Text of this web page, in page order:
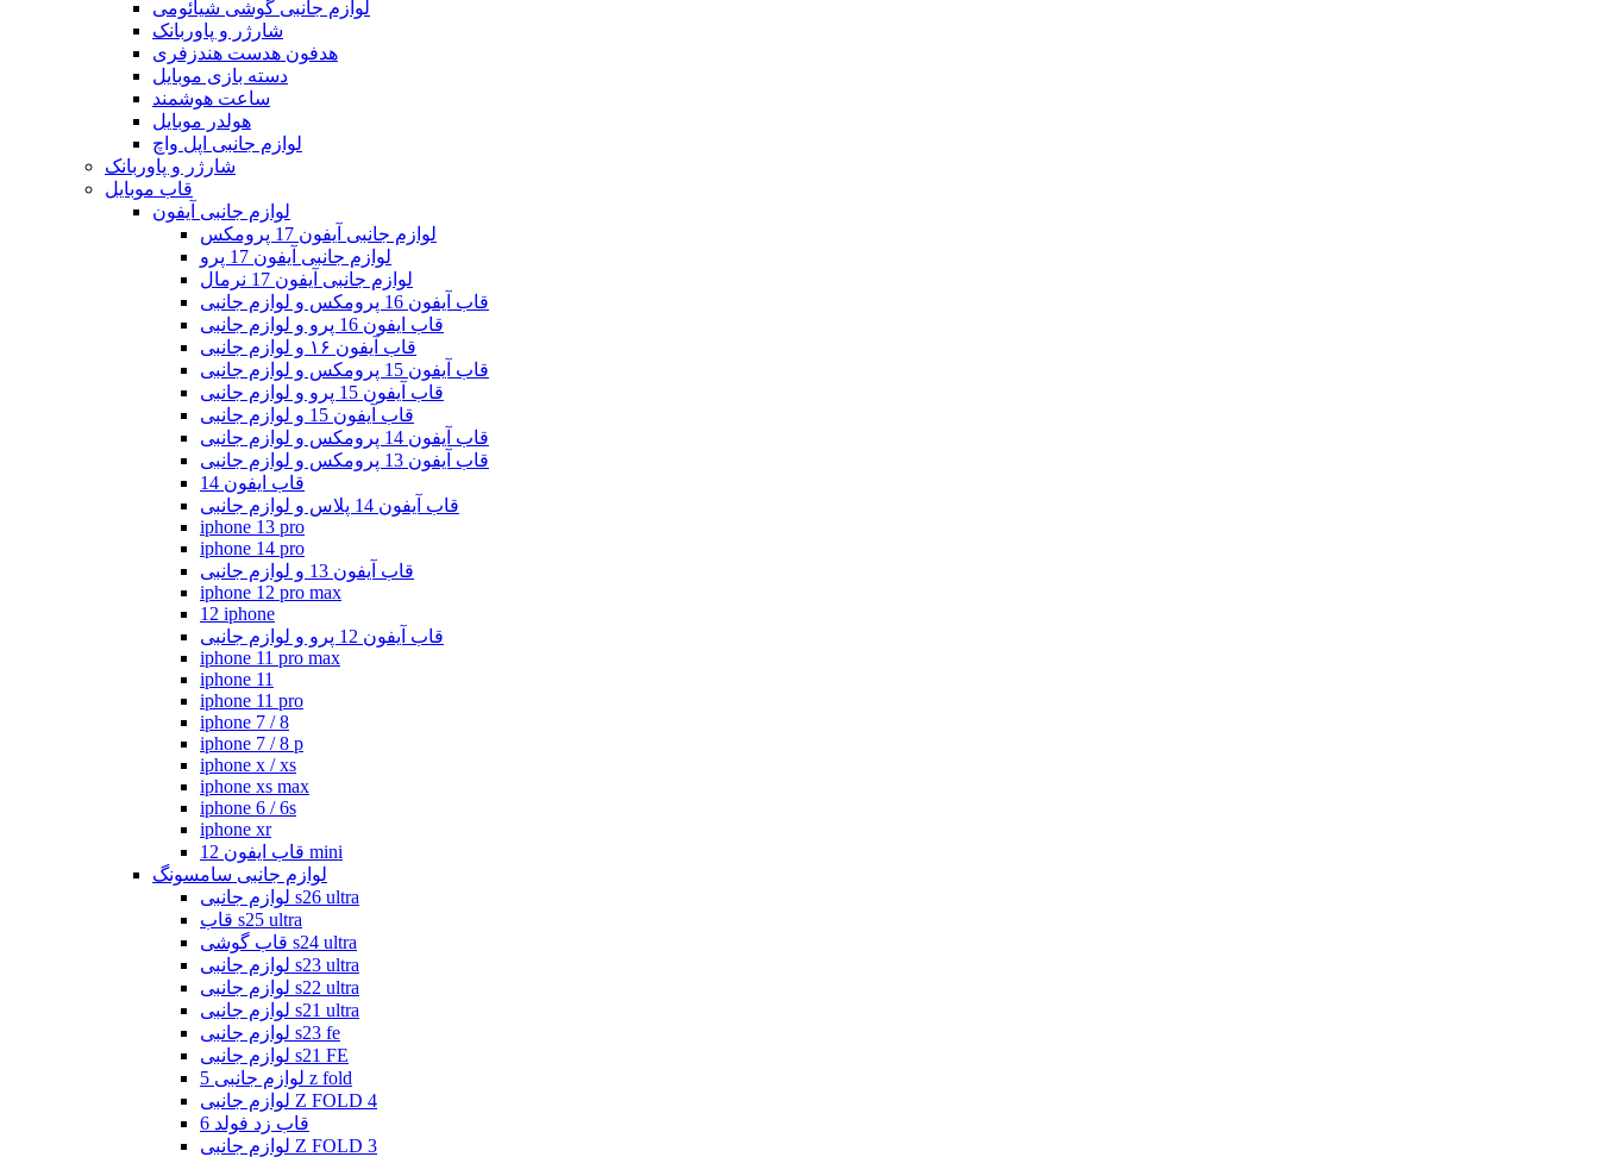
لوازم جانبی گوشی شیائومی
شارژر و پاوربانک
هدفون هدست هندزفری
دسته بازی موبایل
ساعت هوشمند
هولدر موبایل
لوازم جانبی اپل واچ
شارژر و پاوربانک
قاب موبایل
لوازم جانبی آیفون
لوازم جانبی آیفون 17 پرومکس
لوازم جانبی آیفون 17 پرو
لوازم جانبی آیفون 17 نرمال
قاب آیفون 16 پرومکس و لوازم جانبی
قاب ایفون 16 پرو و لوازم جانبی
قاب آیفون ۱۶ و لوازم جانبی
قاب آیفون 15 پرومکس و لوازم جانبی
قاب آیفون 15 پرو و لوازم جانبی
قاب آیفون 15 و لوازم جانبی
قاب آیفون 14 پرومکس و لوازم جانبی
قاب آیفون 13 پرومکس و لوازم جانبی
قاب ایفون 14
قاب آیفون 14 پلاس و لوازم جانبی
iphone 13 pro
iphone 14 pro
قاب آیفون 13 و لوازم جانبی
iphone 12 pro max
12 iphone
قاب آیفون 12 پرو و لوازم جانبی
iphone 11 pro max
iphone 11
iphone 11 pro
iphone 7 / 8
iphone 7 / 8 p
iphone x / xs
iphone xs max
iphone 6 / 6s
iphone xr
قاب ایفون 12 mini
لوازم جانبی سامسونگ
لوازم جانبی s26 ultra
قاب s25 ultra
قاب گوشی s24 ultra
لوازم جانبی s23 ultra
لوازم جانبی s22 ultra
لوازم جانبی s21 ultra
لوازم جانبی s23 fe
لوازم جانبی s21 FE
لوازم جانبی 5 z fold
لوازم جانبی Z FOLD 4
قاب زد فولد 6
لوازم جانبی Z FOLD 3